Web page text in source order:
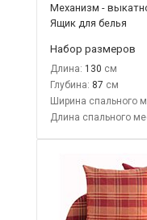
Механизм -
Ящик для белья
Набор размеров
Длина: 130
Глубина: 87
Ширина спального
Длина спального